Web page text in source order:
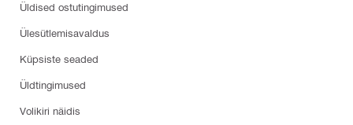
Üldised ostutingimused
Ülesütlemisavaldus
Küpsiste seaded
Üldtingimused
Volikiri näidis